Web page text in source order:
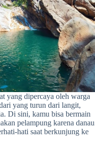
yang dipercaya oleh warga
yang turun dari langit,
Di sini, kamu bisa bermain
pelampung karena danau
hati saat berkunjung ke